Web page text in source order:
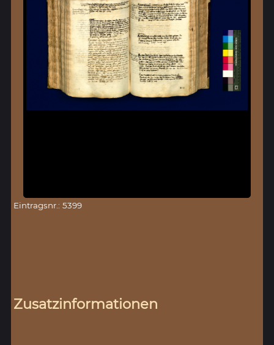
Eintragsnr.: 5399
Zusatzinformationen